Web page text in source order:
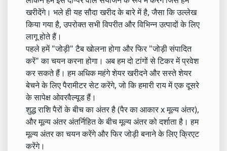
खरीदेंगे। भले ही यह सौदा खरीद के बारे में है, जैसा कि उल्लेख
किया गया है, उपरोक्त सभी विपरीत और विभिन्न उत्पादों के लिए
लागू होते हैं।
पहले हमें "जोड़ी" टैब खोलना होगा और फिर "जोड़ी संपादित
करें" का चयन करना होगा। अब हम दो टांगों से टिकर में प्रवेश
कर सकते हैं। हम अधिक महंगे शेयर खरीदने और सस्ते शेयर
बेचने के लिए पैरामीटर सेट करेंगे, जो कि हमारी राय में एक दूसरे
के सापेक्ष ओवरवैल्यूड हैं।
शुद्ध राशि पैरों के बीच का अंतर है (पैर का आकार x मूल्य अंतर),
और मूल्य अंतर अंतर्निहित के बीच मूल्य अंतर को दर्शाता है। हम
मूल्य अंतर का चयन करेंगे और फिर जोड़ी बनाने के लिए क्रिएट
करेंगे।